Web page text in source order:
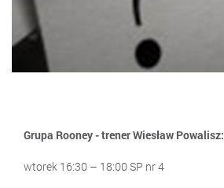
Grupa Rooney - trener Wiesław Powalisz:
wtorek 16:30 – 18:00 SP nr 4